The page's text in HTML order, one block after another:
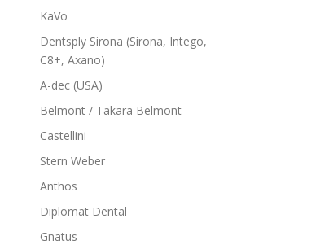
KaVo
Dentsply Sirona (Sirona, Intego,
C8+, Axano)
A-dec (USA)
Belmont / Takara Belmont
Castellini
Stern Weber
Anthos
Diplomat Dental
Gnatus